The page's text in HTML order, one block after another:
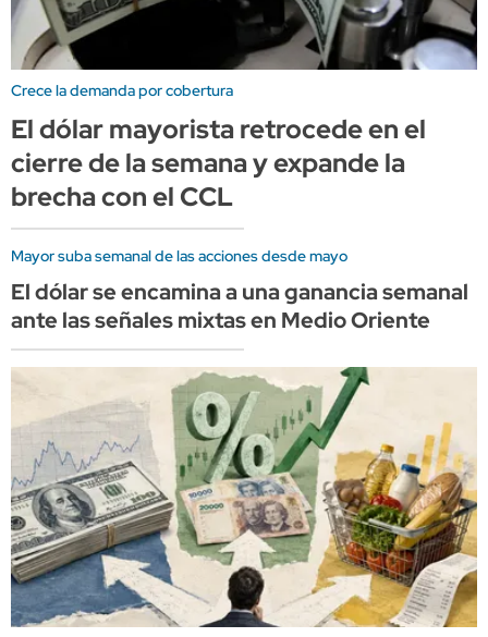
Crece la demanda por cobertura
El dólar mayorista retrocede en el
cierre de la semana y expande la
brecha con el CCL
Mayor suba semanal de las acciones desde mayo
El dólar se encamina a una ganancia semanal
ante las señales mixtas en Medio Oriente